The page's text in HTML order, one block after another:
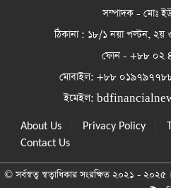
সম্পাদক - মোঃ
ঠিকানা : ১৮/১ নয়া পল্টন,
ফোন - +৮৮ ০২
মোবাইল: +৮৮
ইমেইল:
About Us Privacy Policy
Contact Us
© সর্বস্বত্ব স্বত্বাধিকার সংরক্ষিত ২০২১ -